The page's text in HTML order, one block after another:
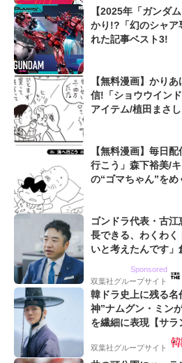
【2025年「ガンダ
かり!?「幻のシャア
れた記事ベスト3!
【無料漫画】かり
信!「ショウウイン
アイテム/植田まさし
【無料漫画】毎日
行こう」森下裕美/
の“ゴマちゃん”を
ゴンドラ代表・古
長できる、わくわく
いと考えたんです
Sponsored
双葉社グループサイト
韓ドラ史上に残る名
神”ナムグン・ミン
を繊細に表現【サラ
双葉社グループサイト